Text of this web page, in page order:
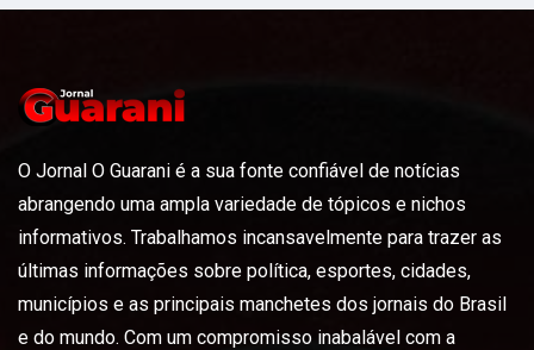
O Jornal O Guarani é a sua fonte confiável de notícias
abrangendo uma ampla variedade de tópicos e nichos
informativos. Trabalhamos incansavelmente para trazer as
últimas informações sobre política, esportes, cidades,
municípios e as principais manchetes dos jornais do Brasil
e do mundo. Com um compromisso inabalável com a